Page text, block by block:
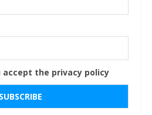
accept the privacy policy